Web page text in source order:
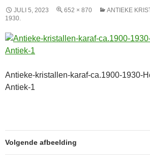
JULI 5, 2023 652 × 870
ANTIEKE
1930.
Antieke-kristallen-karaf-ca.1900-1930-
Antiek-1
Volgende afbeelding